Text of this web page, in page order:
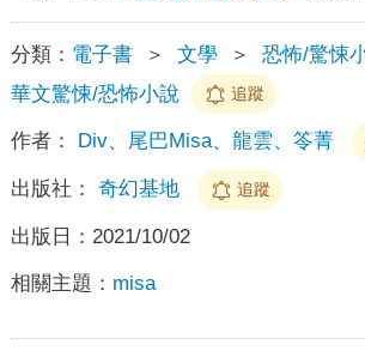
分類： 電子書 ＞ 文學 ＞ 恐怖/驚悚
華文驚悚/恐怖小說
追蹤
作者： Div、尾巴Misa、龍雲、笭菁
出版社： 奇幻基地 追蹤
出版日： 2021/10/02
相關主題： misa